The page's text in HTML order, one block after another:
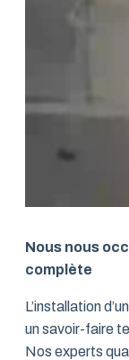
Nous nous
complète
L’installation
un savoir-faire
Nos experts